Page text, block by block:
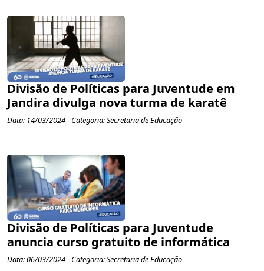
Divisão de Políticas para Juventude em
Jandira divulga nova turma de karatê
Data: 14/03/2024 - Categoria: Secretaria de Educação
Divisão de Políticas para Juventude
anuncia curso gratuito de informática
Data: 06/03/2024 - Categoria: Secretaria de Educação